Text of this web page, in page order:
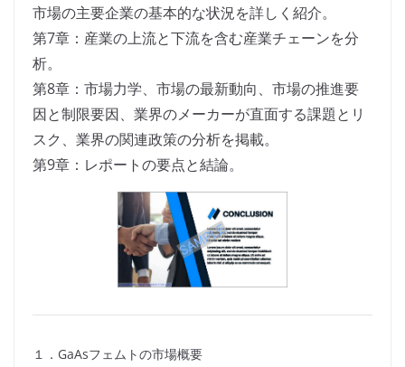
市場の主要企業の基本的な状況を詳しく紹介。
第7章：産業の上流と下流を含む産業チェーンを分
析。
第8章：市場力学、市場の最新動向、市場の推進要
因と制限要因、業界のメーカーが直面する課題とリ
スク、業界の関連政策の分析を掲載。
第9章：レポートの要点と結論。
１．GaAsフェムトの市場概要